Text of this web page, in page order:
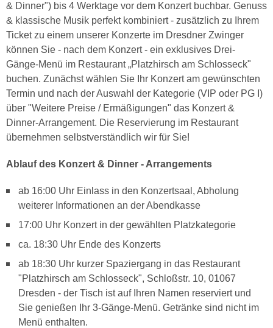
& Dinner") bis 4 Werktage vor dem Konzert buchbar. Genuss
& klassische Musik perfekt kombiniert - zusätzlich zu Ihrem
Ticket zu einem unserer Konzerte im Dresdner Zwinger
können Sie - nach dem Konzert - ein exklusives Drei-
Gänge-Menü im Restaurant „Platzhirsch am Schlosseck"
buchen. Zunächst wählen Sie Ihr Konzert am gewünschten
Termin und nach der Auswahl der Kategorie (VIP oder PG I)
über "Weitere Preise / Ermäßigungen" das Konzert &
Dinner-Arrangement. Die Reservierung im Restaurant
übernehmen selbstverständlich wir für Sie!
Ablauf des Konzert & Dinner - Arrangements
ab 16:00 Uhr Einlass in den Konzertsaal, Abholung
weiterer Informationen an der Abendkasse
17:00 Uhr Konzert in der gewählten Platzkategorie
ca. 18:30 Uhr Ende des Konzerts
ab 18:30 Uhr kurzer Spaziergang in das Restaurant
"Platzhirsch am Schlosseck", Schloßstr. 10, 01067
Dresden - der Tisch ist auf Ihren Namen reserviert und
Sie genießen Ihr 3-Gänge-Menü. Getränke sind nicht im
Menü enthalten.